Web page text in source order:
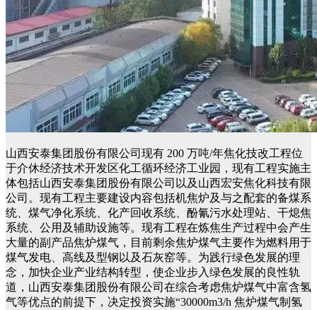
山西安泰集团股份有限公司现有 200 万吨/年焦化技改工程位
于介休经济技术开发区化工循环经济工业园，现有工程实施主
体包括山西安泰集团股份有限公司以及山西宏安焦化科技有限
公司。现有工程主要建设内容包括机焦炉及与之配套的备煤系
统、煤气净化系统、化产回收系统、酚氰污水处理站、干熄焦
系统、公用及辅助设施等。现有工程在炼焦生产过程中会产生
大量的副产品焦炉煤气，目前剩余焦炉煤气主要作为燃料用于
煤气发电、高线及型钢以及石灰窑等。为践行绿色发展的理
念，加快企业产业结构转型，使企业步入绿色发展的良性轨
道，山西安泰集团股份有限公司在综合考虑焦炉煤气中富含氢
气等优点的前提下，决定投资实施“30000m3/h 焦炉煤气制氢